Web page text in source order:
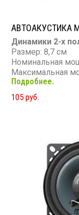
АВТОАКУСТИКА
Динамики 2-х
Размер: 8,7 см
Номинальная
Максимальная
Диапазон частот:
Сопротивление:
Подробнее.
105 руб.